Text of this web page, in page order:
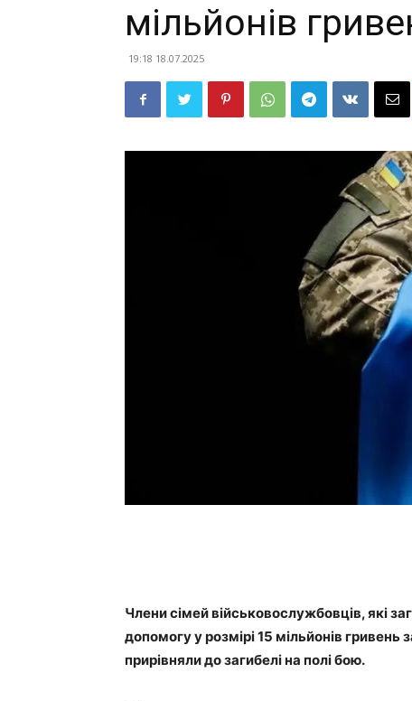
мільйонів
19:18 18.07.2025
Члени сімей військовослужбовців, які
допомогу у розмірі 15 мільйонів гривень
прирівняли до загибелі на полі бою.